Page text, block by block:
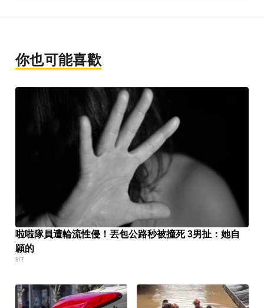
你也可能喜歡
啦啦隊員遭輪流性侵！丟包公路秒被撞死 3男扯：她自
願的
8/7